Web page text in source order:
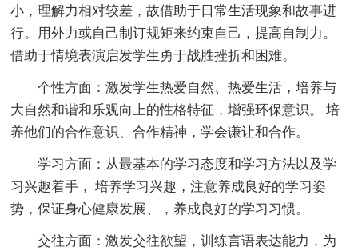
小，理解力相对较差，故借助于日常生活现象和故事进
行。用外力或自己制订规矩来约束自己，提高自制力。
借助于情境表演启发学生勇于战胜挫折和困难。
个性方面：激发学生热爱自然、热爱生活，培养与
大自然和谐和乐观向上的性格特征，增强环保意识。 培
养他们的合作意识、合作精神，学会谦让和合作。
学习方面：从最基本的学习态度和学习方法以及学
习兴趣着手， 培养学习兴趣，注意养成良好的学习姿
势，保证身心健康发展、，养成良好的学习习惯。
交往方面：激发交往欲望，训练言语表达能力，为